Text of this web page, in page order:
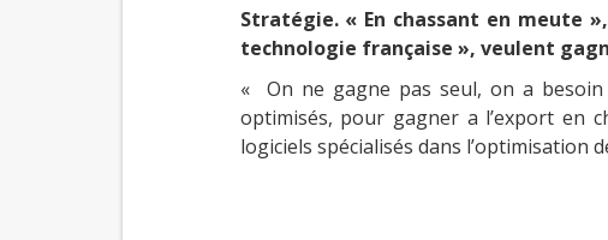
Stratégie. « En chassant en meute
technologie française », veulent
« On ne gagne pas seul, on a
optimisés, pour gagner a l’export en
logiciels spécialisés dans l’optimisation